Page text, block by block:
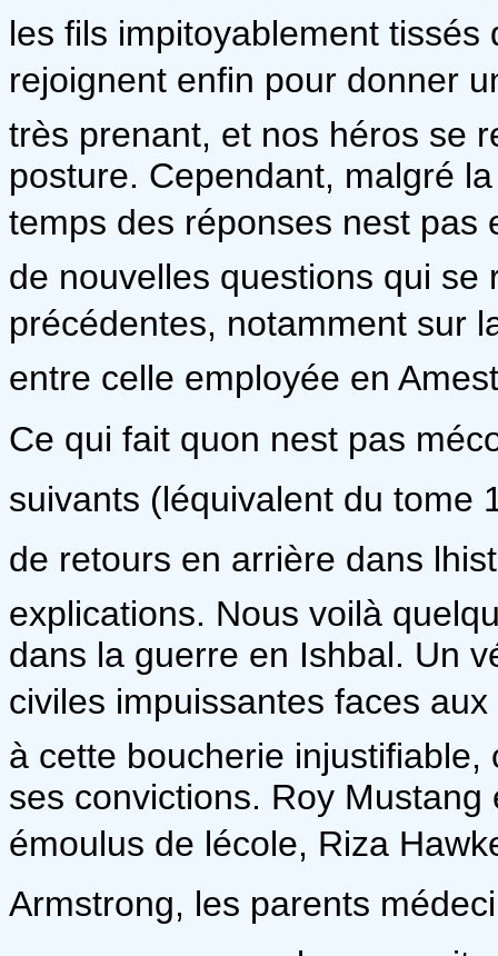
les fils impitoyablement
rejoignent enfin pour donner
très prenant, et nos héros se
posture. Cependant, malgré
temps des réponses nest
de nouvelles questions qui
précédentes, notamment sur
entre celle employée en
Ce qui fait quon nest pas
suivants (léquivalent du
de retours en arrière dans
explications. Nous voilà
dans la guerre en Ishbal. Un
civiles impuissantes faces
à cette boucherie
ses convictions. Roy
émoulus de lécole, Riza
Armstrong, les parents